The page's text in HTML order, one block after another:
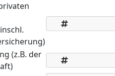
(z.B. der